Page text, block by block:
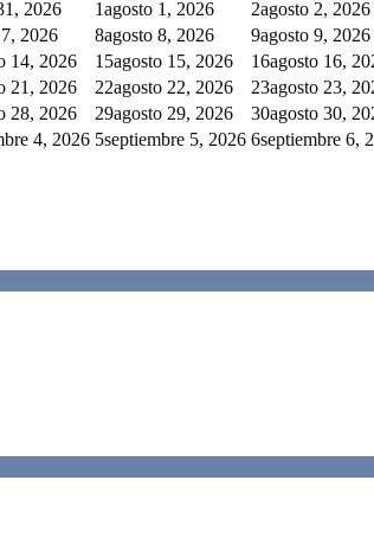
2026 1agosto 1, 2026 2agosto 2, 2026
2026 8agosto 8, 2026 9agosto 9, 2026
14, 2026 15agosto 15, 2026 16agosto 16,
21, 2026 22agosto 22, 2026 23agosto 23,
28, 2026 29agosto 29, 2026 30agosto 30,
4, 2026 5septiembre 5, 2026 6septiembre 6,